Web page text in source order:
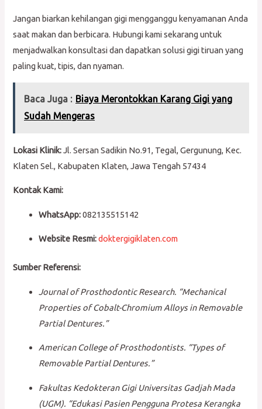
Jangan biarkan kehilangan gigi mengganggu kenyamanan Anda
saat makan dan berbicara. Hubungi kami sekarang untuk
menjadwalkan konsultasi dan dapatkan solusi gigi tiruan yang
paling kuat, tipis, dan nyaman.
Baca Juga : Biaya Merontokkan Karang Gigi yang
Sudah Mengeras
Lokasi Klinik:Jl. Sersan Sadikin No.91, Tegal, Gergunung, Kec.
Klaten Sel., Kabupaten Klaten, Jawa Tengah 57434
Kontak Kami:
WhatsApp:082135515142
Website Resmi:doktergigiklaten.com
Sumber Referensi:
Journal of Prosthodontic Research. “Mechanical
Properties of Cobalt-Chromium Alloys in Removable
Partial Dentures.”
American College of Prosthodontists. “Types of
Removable Partial Dentures.”
Fakultas Kedokteran Gigi Universitas Gadjah Mada
(UGM). “Edukasi Pasien Pengguna Protesa Kerangka